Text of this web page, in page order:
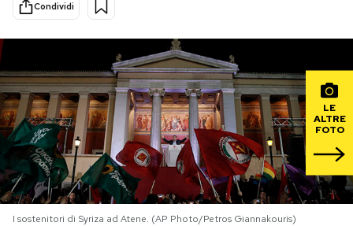
Cultura
Economia
Altrecose
Mondiali calcio 2026
PODCAST
NEWSLETTER
Condividi
LE
ALTRE
FOTO
I sostenitori di Syriza ad Atene. (AP Photo/Petros Giannakouris)